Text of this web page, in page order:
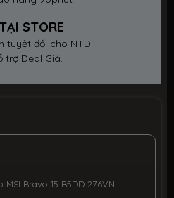
STORE
tuyệt đối cho NTD
trợ Deal Giá.
MSI Bravo 15 B5DD 276VN